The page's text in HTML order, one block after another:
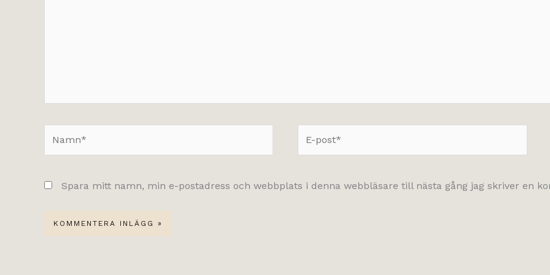
post*
Spara mitt namn, min e-postadress och webbplats i denna webbläsare till nästa gång jag skriver en